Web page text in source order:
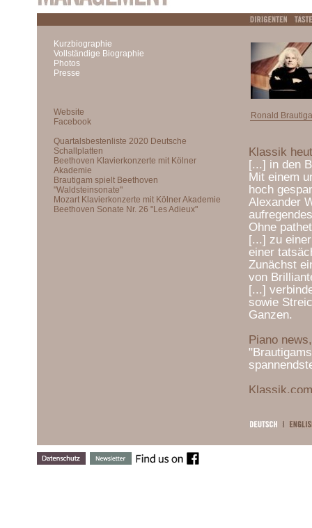
Kurzbiographie
Vollständige Biographie
Photos
Presse
Ronald
Klassik
[...] in den
Mit einem
hoch
Alexander
Ohne
[...] zu
einer
Zunächst
von
[...]
sowie
Ganzen.
Piano